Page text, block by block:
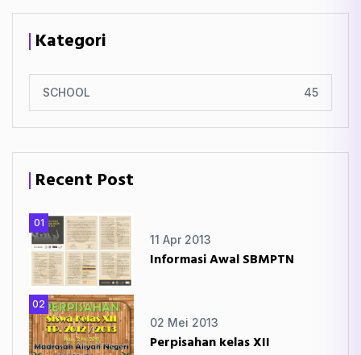
Kategori
SCHOOL 45
Recent Post
01
11 Apr 2013
Informasi Awal SBMPTN
02
02 Mei 2013
Perpisahan kelas XII